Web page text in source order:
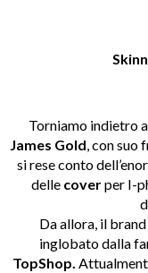
Torniamo indietro
James Gold, con suo
si rese conto
delle coverper I-
Da allora, il
inglobato dalla
TopShop.